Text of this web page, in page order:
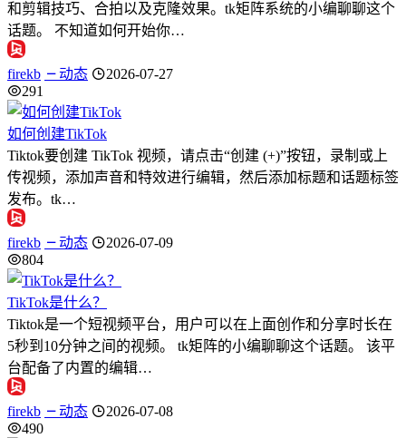
和剪辑技巧、合拍以及克隆效果。tk矩阵系统的小编聊聊这个
话题。 不知道如何开始你…
firekb 动态
2026-07-27
291
如何创建TikTok
Tiktok要创建 TikTok 视频，请点击“创建 (+)”按钮，录制或上
传视频，添加声音和特效进行编辑，然后添加标题和话题标签
发布。tk…
firekb 动态
2026-07-09
804
TikTok是什么？
Tiktok是一个短视频平台，用户可以在上面创作和分享时长在
5秒到10分钟之间的视频。 tk矩阵的小编聊聊这个话题。 该平
台配备了内置的编辑…
firekb 动态
2026-07-08
490